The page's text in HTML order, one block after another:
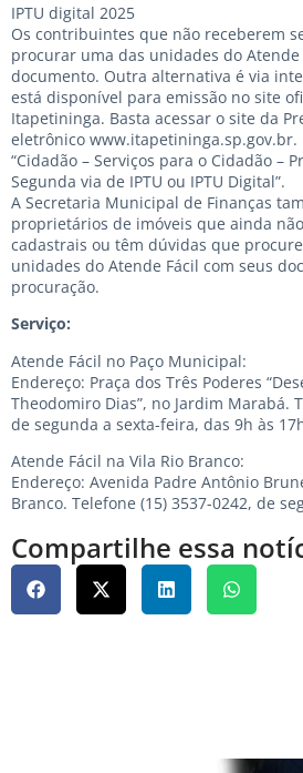
IPTU digital 2025
Os contribuintes que não receberem
procurar uma das unidades do
documento. Outra alternativa é via
está disponível para emissão no site
Itapetininga. Basta acessar o site da
eletrônico www.itapetininga.sp.gov.br.
“Cidadão – Serviços para o Cidadão –
Segunda via de IPTU ou IPTU Digital”.
A Secretaria Municipal de Finanças
proprietários de imóveis que ainda
cadastrais ou têm dúvidas que
unidades do Atende Fácil com seus
procuração.
Serviço:
Atende Fácil no Paço Municipal:
Endereço: Praça dos Três Poderes
Theodomiro Dias”, no Jardim Marabá.
de segunda a sexta-feira, das 9h às
Atende Fácil na Vila Rio Branco:
Endereço: Avenida Padre Antônio
Branco. Telefone (15) 3537-0242, de
Compartilhe essa